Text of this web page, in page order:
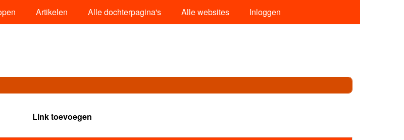
Artikelen Alle dochterpagina's Alle websites Inloggen
Link toevoegen